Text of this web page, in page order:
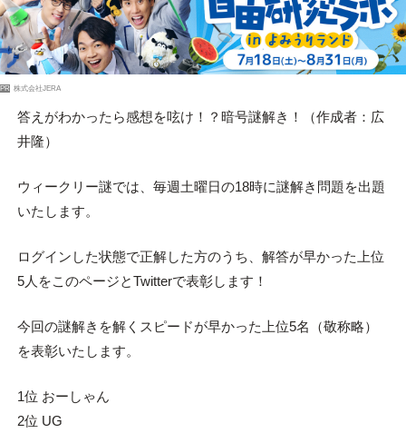
PR 株式会社JERA
答えがわかったら感想を呟け！？暗号謎解き！（作成者：広
井隆）
ウィークリー謎では、毎週土曜日の18時に謎解き問題を出題
いたします。
ログインした状態で正解した方のうち、解答が早かった上位
5人をこのページとTwitterで表彰します！
今回の謎解きを解くスピードが早かった上位5名（敬称略）
を表彰いたします。
1位 おーしゃん
2位 UG